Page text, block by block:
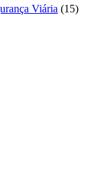
Viária (15)